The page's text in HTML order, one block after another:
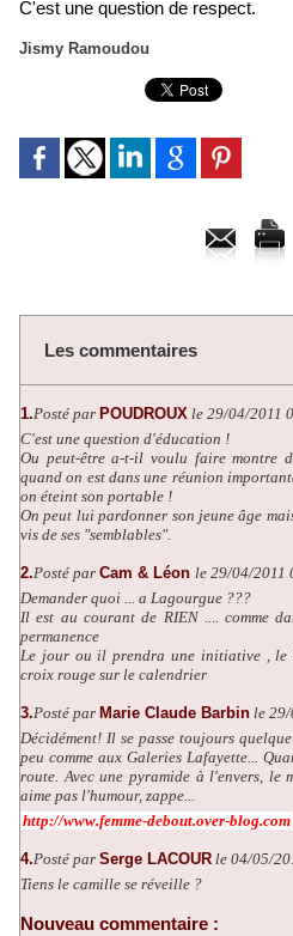
C'est une question de respect.
Jismy Ramoudou
Les commentaires
1.Posté par POUDROUX le 29/04/2011
C'est une question d'éducation !
Ou peut-être a-t-il voulu faire montre
quand on est dans une réunion
on éteint son portable !
On peut lui pardonner son jeune âge
vis de ses "semblables".
2.Posté par Cam & Léon le 29/04/2011
Demander quoi ... a Lagourgue ???
Il est au courant de RIEN .... comme
permanence
Le jour ou il prendra une initiative , le
croix rouge sur le calendrier
3.Posté par Marie Claude Barbin le
Décidément! Il se passe toujours
peu comme aux Galeries Lafayette...
route. Avec une pyramide à l'envers, le
aime pas l'humour, zappe...
http://www.femme-debout.over-blog.com
4.Posté par Serge LACOUR le 04/05/
Tiens le camille se réveille ?
Nouveau commentaire :